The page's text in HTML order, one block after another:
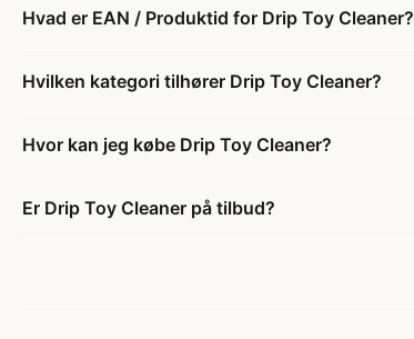
Hvad er EAN / Produktid for Drip Toy Cleaner?
Hvilken kategori tilhører Drip Toy Cleaner?
Hvor kan jeg købe Drip Toy Cleaner?
Er Drip Toy Cleaner på tilbud?